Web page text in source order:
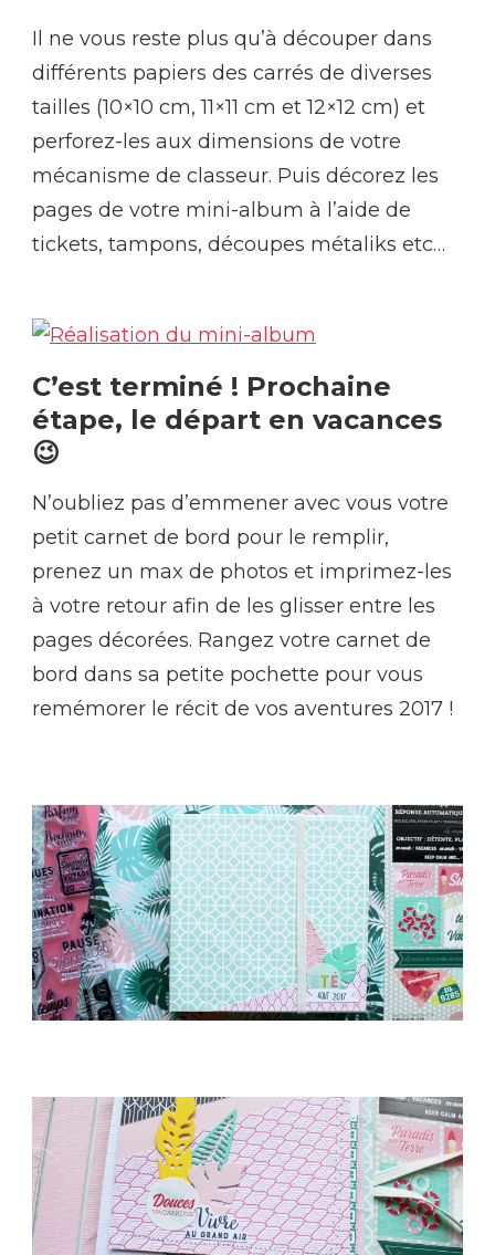
Il ne vous reste plus qu’à découper dans
différents papiers des carrés de diverses
tailles (10×10 cm, 11×11 cm et 12×12 cm) et
perforez-les aux dimensions de votre
mécanisme de classeur. Puis décorez les
pages de votre mini-album à l’aide de
tickets, tampons, découpes métaliks etc…
C’est terminé ! Prochaine
étape, le départ en vacances
😉
N’oubliez pas d’emmener avec vous votre
petit carnet de bord pour le remplir,
prenez un max de photos et imprimez-les
à votre retour afin de les glisser entre les
pages décorées. Rangez votre carnet de
bord dans sa petite pochette pour vous
remémorer le récit de vos aventures 2017 !